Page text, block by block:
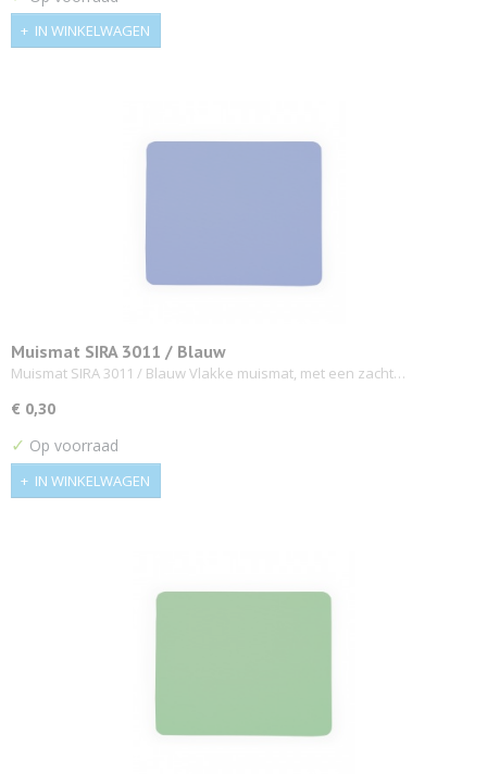
IN WINKELWAGEN
Muismat SIRA 3011 / Blauw
Muismat SIRA 3011 / Blauw Vlakke muismat, met een zacht…
€ 0,30
✓ Op voorraad
IN WINKELWAGEN